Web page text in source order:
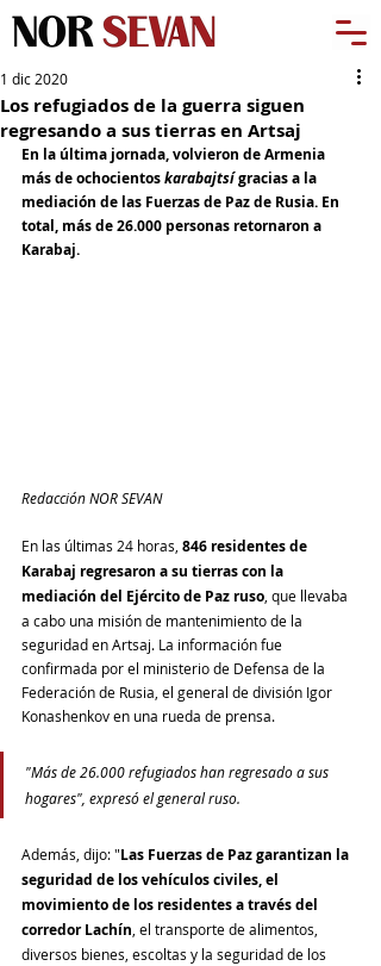
Los refugiados de la guerra siguen
regresando a sus tierras en Artsaj
1 dic 2020
En la última jornada, volvieron de Armenia
más de ochocientos karabajtsí gracias a la
mediación de las Fuerzas de Paz de Rusia. En
total, más de 26.000 personas retornaron a
Karabaj.
Redacción NOR SEVAN
En las últimas 24 horas, 846 residentes de
Karabaj regresaron a su tierras con la
mediación del Ejército de Paz ruso, que llevaba
a cabo una misión de mantenimiento de la
seguridad en Artsaj. La información fue
confirmada por el ministerio de Defensa de la
Federación de Rusia, el general de división Igor
Konashenkov en una rueda de prensa.
"Más de 26.000 refugiados han regresado a sus
hogares", expresó el general ruso.
Además, dijo: "Las Fuerzas de Paz garantizan la
seguridad de los vehículos civiles, el
movimiento de los residentes a través del
corredor Lachín, el transporte de alimentos,
diversos bienes, escoltas y la seguridad de los